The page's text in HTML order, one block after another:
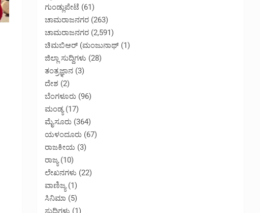
ಗುಂಡ್ಲುಪೇಟೆ (61)
ಚಾಮರಾಜನಗರ (263)
ಚಾಮರಾಜನಗರ (2,591)
ಚಿಮಬಿಆರ್ (ಮಂಜುನಾಥ್ (1)
ಜಿಲ್ಲಾ ಸುದ್ದಿಗಳು (28)
ತಂತ್ರಜ್ಞಾನ (3)
ದೇಶ (2)
ಬೆಂಗಳೂರು (96)
ಮಂಡ್ಯ(17)
ಮೈಸೂರು (364)
ಯಳಂದೂರು (67)
ರಾಜಕೀಯ (3)
ರಾಜ್ಯ(10)
ಲೇಖನಗಳು (22)
ವಾಣಿಜ್ಯ(1)
ಸಿನಿಮಾ (5)
ಸುದ್ದಿಗಳು (1)